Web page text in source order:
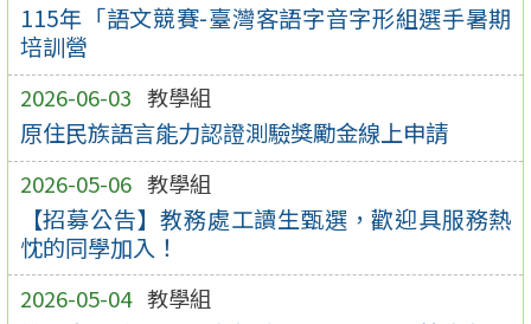
115年「語文競賽-臺灣客語字音字形組選手暑期
培訓營
2026-06-03 教學組
原住民族語言能力認證測驗獎勵金線上申請
2026-05-06 教學組
【招募公告】教務處工讀生甄選，歡迎具服務熱
忱的同學加入！
2026-05-04 教學組